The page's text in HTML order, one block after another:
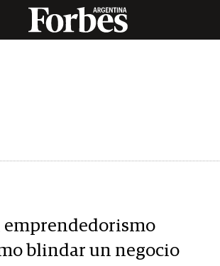
emprendedorismo
blindar un negocio